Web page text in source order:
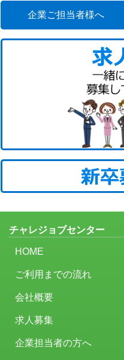
企業ご担当者様へ
チャレジョブセンター
HOME
ご利用までの流れ
会社概要
求人募集
企業担当者の方へ